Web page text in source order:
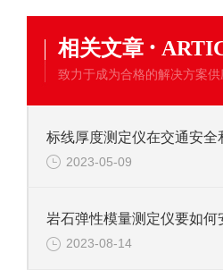
相关文章 ·
致力于成为合格的解决方案供
2023-05-09
2023-08-14